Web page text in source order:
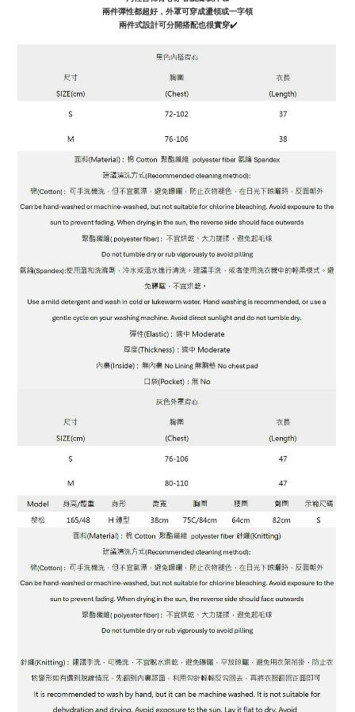
兩件彈性都超好，外罩可穿成盪領或一字領
兩件式設計可分開搭配也很實穿✔️